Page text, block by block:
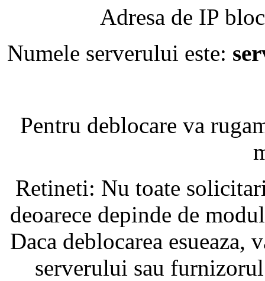
Adresa de IP
Numele serverului este:
Pentru deblocare va
Retineti: Nu toate
deoarece depinde de
Daca deblocarea
serverului sau